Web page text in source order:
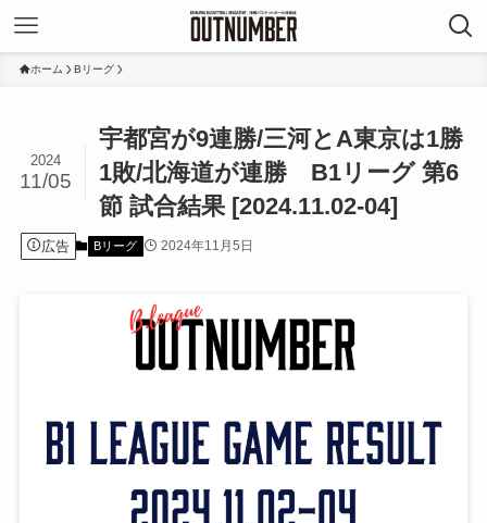
ホーム Bリーグ
宇都宮が9連勝/三河とA東京は1勝
1敗/北海道が連勝 B1リーグ 第6
節 試合結果 [2024.11.02-04]
2024
11/05
広告 Bリーグ 2024年11月5日